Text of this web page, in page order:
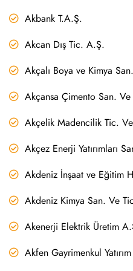
Akbank T.A.Ş.
Akcan Dış Tic. A.Ş.
Akçalı Boya ve Kimya
Akçansa Çimento San.
Akçelik Madencilik Tic.
Akçez Enerji Yatırımları
Akdeniz İnşaat ve Eğitim
Akdeniz Kimya San. Ve
Akenerji Elektrik Üretim
Akfen Gayrimenkul